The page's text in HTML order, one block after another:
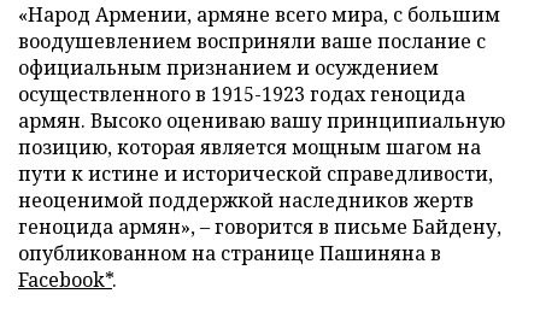
«Народ Армении, армяне всего мира, с большим
воодушевлением восприняли ваше послание с
официальным признанием и осуждением
осуществленного в 1915-1923 годах геноцида
армян. Высоко оцениваю вашу принципиальную
позицию, которая является мощным шагом на
пути к истине и исторической справедливости,
неоценимой поддержкой наследников жертв
геноцида армян», – говорится в письме Байдену,
опубликованном на странице Пашиняна в
Facebook*.